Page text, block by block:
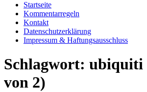
Startseite
Kommentarregeln
Kontakt
Datenschutzerklärung
Impressum & Haftungsausschluss
Schlagwort: ubiquiti
von 2)